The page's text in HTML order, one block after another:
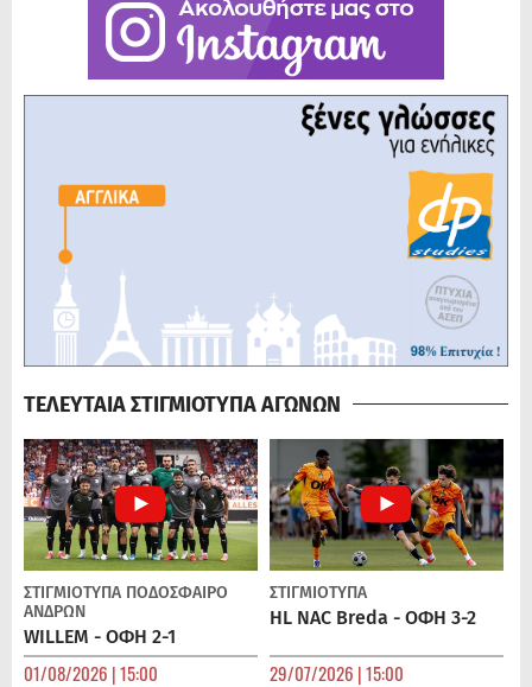
ΤΕΛΕΥΤΑΙΑ ΣΤΙΓΜΙΟΤΥΠΑ ΑΓΩΝΩΝ
ΣΤΙΓΜΙΟΤΥΠΑ ΠΟΔΌΣΦΑΙΡΟ
ΑΝΔΡΏΝ
WILLEM - ΟΦΗ 2-1
01/08/2026 | 15:00
ΣΤΙΓΜΙΟΤΥΠΑ
HL NAC Breda - ΟΦΗ 3-2
29/07/2026 | 15:00